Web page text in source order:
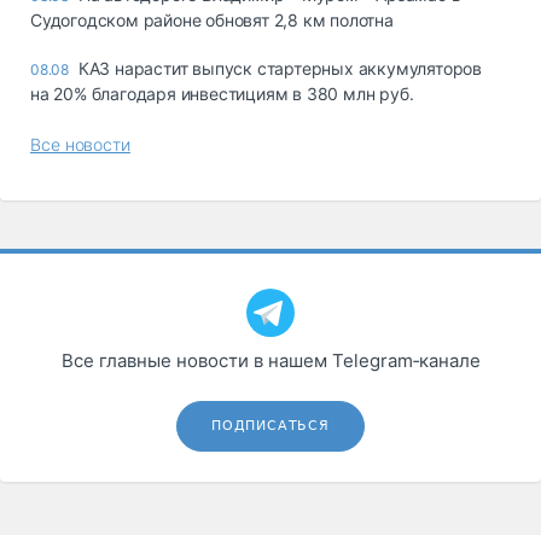
Судогодском районе обновят 2,8 км полотна
08.08 КАЗ нарастит выпуск стартерных аккумуляторов
на 20% благодаря инвестициям в 380 млн руб.
Все новости
Все главные новости в нашем Telegram‑канале
ПОДПИСАТЬСЯ